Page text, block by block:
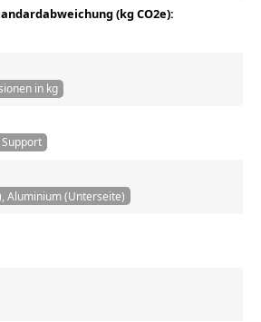
(kg CO2e):
in kg
Aluminium (Unterseite)